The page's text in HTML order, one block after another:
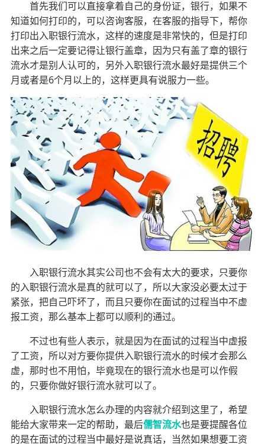
首先我们可以直接拿着自己的身份证，银行，如果不
知道如何打印的，可以咨询客服，在客服的指导下，帮你
打印出入职银行流水，这样的速度是非常快的，但是打印
出来之后一定要记得让银行盖章，因为只有盖了章的银行
流水才是别人认可的，另外入职银行流水最好是提供三个
月或者是6个月以上的，这样更具有说服力一些。
入职银行流水其实公司也不会有太大的要求，只要你
的入职银行流水是真的就可以了，所以大家没必要太过于
紧张，把自己吓坏了，而且只要你在面试的过程当中不虚
报工资，那么基本上都可以顺利的通过。
不过也有些人表示，就是因为在面试的过程当中虚报
了工资，所以对方要你提供入职银行流水的时候才会那么
虚，那时也不用怕，毕竟现在的银行流水也是可以作假
的，只要你做好银行流水就可以了。
入职银行流水怎么办理的内容就介绍到这里了，希望
能给大家带来一定的帮助，最后儒智流水也是要提醒各位
的是在面试的过程当中最好是说真话，当然如果想要工资